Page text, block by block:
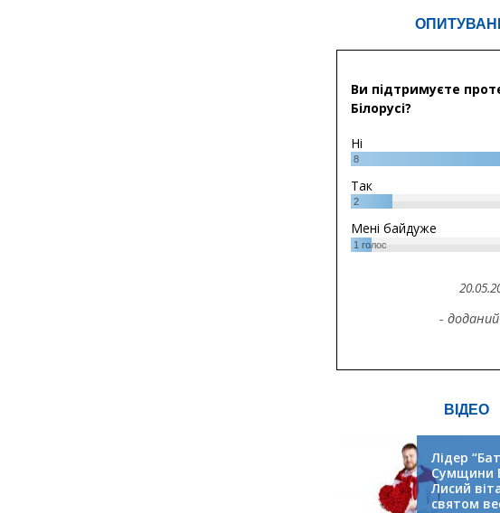
Ви підтримуєте
Білорусі?
Ні
8
Так
2
Мені байдуже
1голос
- доданий
ВІДЕО
Лідер
Сумщини
Лисий
святом